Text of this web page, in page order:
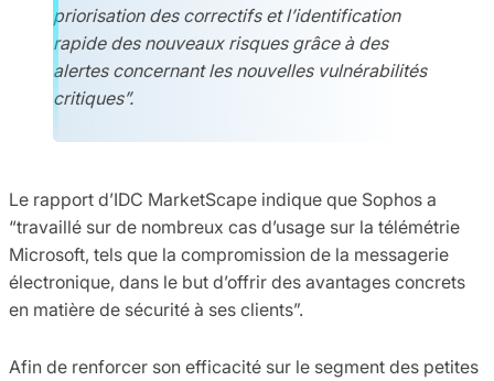
priorisation des correctifs et l’identification
rapide des nouveaux risques grâce à des
alertes concernant les nouvelles vulnérabilités
critiques”.
Le rapport d’IDC MarketScape indique que Sophos a
“travaillé sur de nombreux cas d’usage sur la télémétrie
Microsoft, tels que la compromission de la messagerie
électronique, dans le but d’offrir des avantages concrets
en matière de sécurité à ses clients”.
Afin de renforcer son efficacité sur le segment des petites